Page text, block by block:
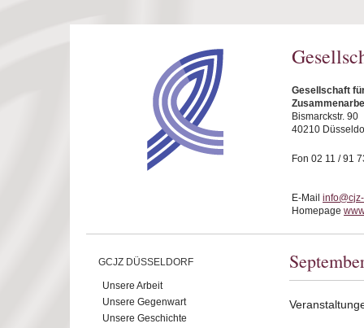
Gesellschaft
Bismarckstr. 90
40210
Fon 02 11 / 91
E-Mail
Homepage
GCJZ DÜSSELDORF
Unsere Arbeit
Unsere Gegenwart
Unsere Geschichte